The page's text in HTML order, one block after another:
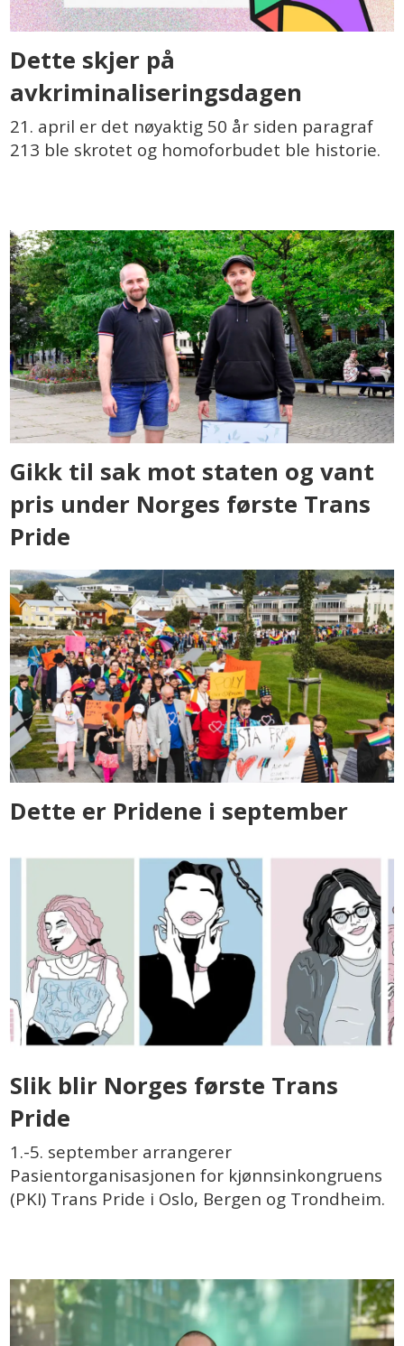
Dette skjer på
avkriminaliseringsdagen
21. april er det nøyaktig 50 år siden paragraf
213 ble skrotet og homoforbudet ble historie.
Gikk til sak mot staten og vant
pris under Norges første Trans
Pride
Dette er Pridene i september
Slik blir Norges første Trans
Pride
1.-5. september arrangerer
Pasientorganisasjonen for kjønnsinkongruens
(PKI) Trans Pride i Oslo, Bergen og Trondheim.